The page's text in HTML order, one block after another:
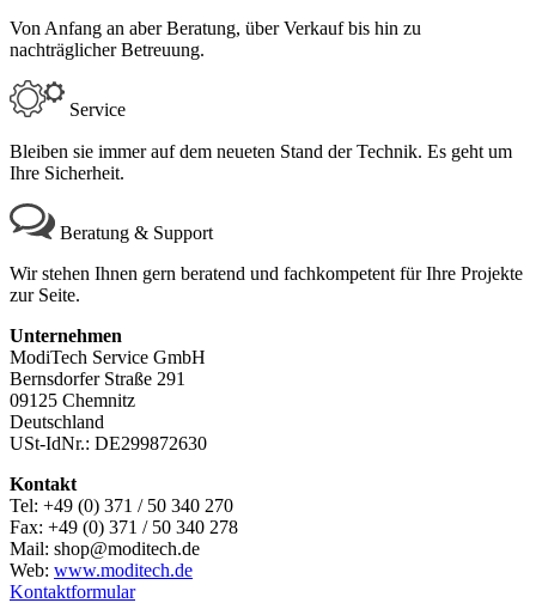
Von Anfang an aber Beratung, über Verkauf bis hin zu
nachträglicher Betreuung.
Service
Bleiben sie immer auf dem neueten Stand der Technik. Es geht um
Ihre Sicherheit.
Beratung & Support
Wir stehen Ihnen gern beratend und fachkompetent für Ihre Projekte
zur Seite.
Unternehmen
ModiTech Service GmbH
Bernsdorfer Straße 291
09125 Chemnitz
Deutschland
USt-IdNr.: DE299872630
Kontakt
Tel: +49 (0) 371 / 50 340 270
Fax: +49 (0) 371 / 50 340 278
Mail: shop@moditech.de
Web: www.moditech.de
Kontaktformular